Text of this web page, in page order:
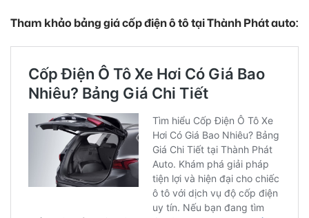
Tham khảo bảng giá cốp điện ô tô tại Thành Phát auto: